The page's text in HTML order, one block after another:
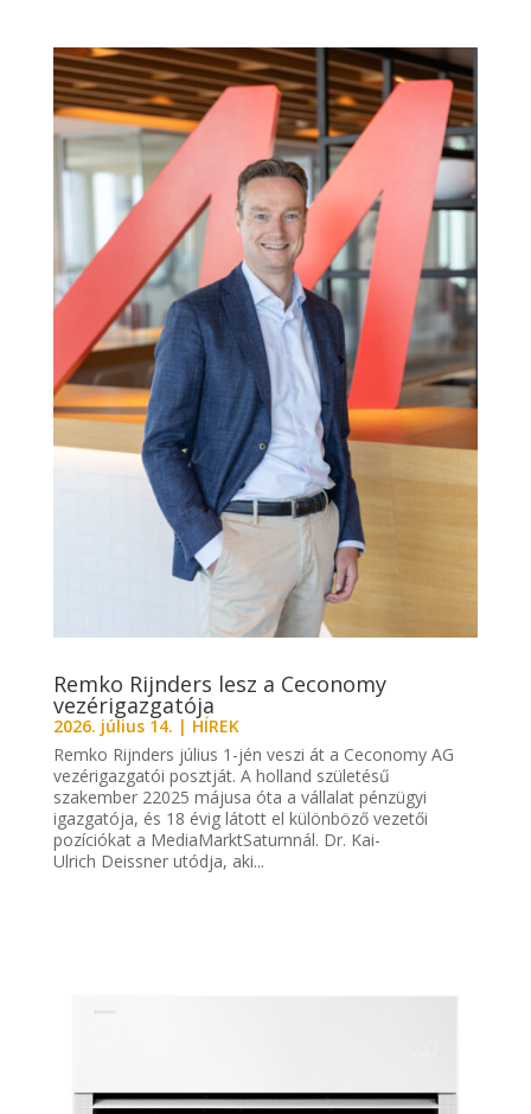
Remko Rijnders lesz a Ceconomy
vezérigazgatója
2026. július 14. | HÍREK
Remko Rijnders július 1-jén veszi át a Ceconomy AG
vezérigazgatói posztját. A holland születésű
szakember 22025 májusa óta a vállalat pénzügyi
igazgatója, és 18 évig látott el különböző vezetői
pozíciókat a MediaMarktSaturnnál. Dr. Kai-
Ulrich Deissner utódja, aki...